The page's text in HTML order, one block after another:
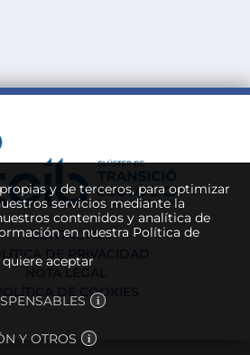
CONTACTO
DE PRIVACIDAD
NOTA LEGAL
POLÍTICA DE COOKIES
y de terceros, para optimizar
servicios mediante la
contenidos y analítica de
en nuestra Política de
aceptar
Y OTROS